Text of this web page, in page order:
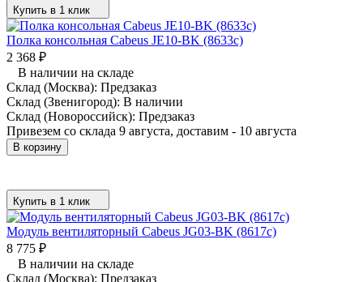
Купить в 1 клик
Полка консольная Cabeus JE10-BK (8633c)
2 368 ₽
В наличии на складе
Склад (Москва): Предзаказ
Склад (Звенигород): В наличии
Склад (Новороссийск): Предзаказ
Привезем со склада 9 августа, доставим - 10 августа
В корзину
Купить в 1 клик
Модуль вентиляторный Cabeus JG03-BK (8617c)
8 775 ₽
В наличии на складе
Склад (Москва): Предзаказ